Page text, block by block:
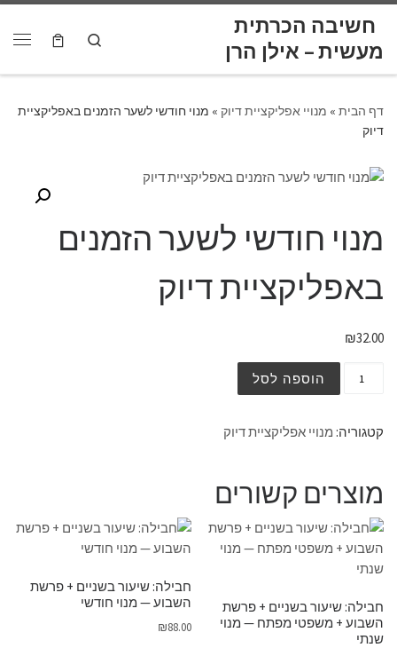
לתוכן
חשיבה הכרתית Search
דף הבית » מנויי אפליקציית דיוק » מנוי חודשי לשער הזמנים באפליקציית
דיוק
מנוי חודשי לשער הזמנים
באפליקציית דיוק
₪32.00
הוספה לסל
קטגוריה: מנויי אפליקציית דיוק
מוצרים קשורים
חבילה: שיעור בשניים + פרשת
השבוע + משפטי מפתח — מנוי
שנתי
חבילה: שיעור בשניים + פרשת
השבוע — מנוי חודשי
₪88.00